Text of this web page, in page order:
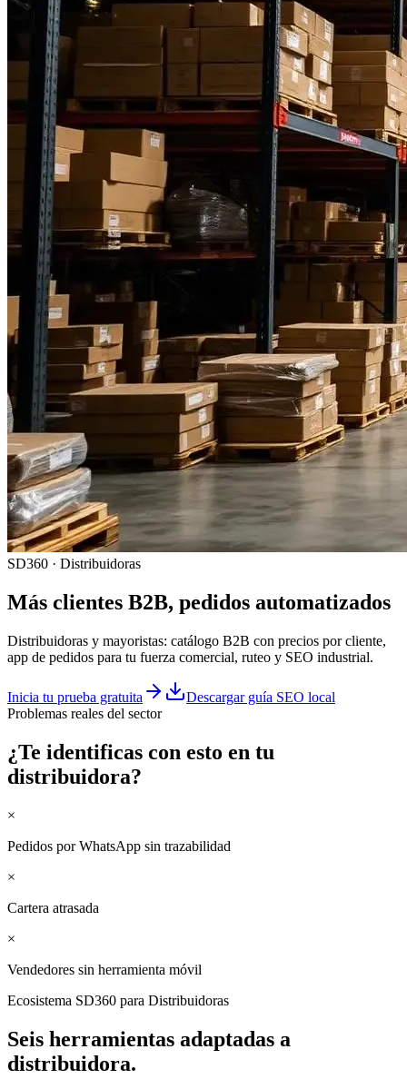
SD360 · Distribuidoras
Más clientes B2B, pedidos automatizados
Distribuidoras y mayoristas: catálogo B2B con precios por cliente,
app de pedidos para tu fuerza comercial, ruteo y SEO industrial.
Inicia tu prueba gratuita
Descargar guía SEO local
Problemas reales del sector
¿Te identificas con esto en tu
distribuidora?
×
Pedidos por WhatsApp sin trazabilidad
×
Cartera atrasada
×
Vendedores sin herramienta móvil
Ecosistema SD360 para Distribuidoras
Seis herramientas adaptadas a
distribuidora.